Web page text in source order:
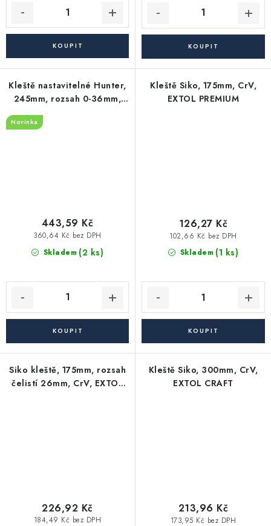
Kleště nastavitelné Hunter,
245mm, rozsah 0-36mm,
Novinka
Skladem (2 ks)
360,64 Kč bez DPH
443,59 Kč
Kleště Siko, 175mm, CrV,
EXTOL PREMIUM
Skladem (1 ks)
102,66 Kč bez DPH
126,27 Kč
Siko kleště, 175mm, rozsah
čelistí 26mm, CrV, EXTOL
184,49 Kč bez DPH
226,92 Kč
Kleště Siko, 300mm, CrV,
EXTOL CRAFT
173,95 Kč bez DPH
213,96 Kč